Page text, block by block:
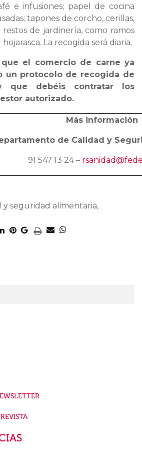
e infusiones; papel de cocina
tapones de corcho, cerillas,
de jardinería, como ramos
La recogida será diaria.
que el comercio de carne ya
un protocolo de recogida de
que debéis contratar los
autorizado.
Más información
de Calidad y
91 547 13 24 –
y seguridad alimentaria,